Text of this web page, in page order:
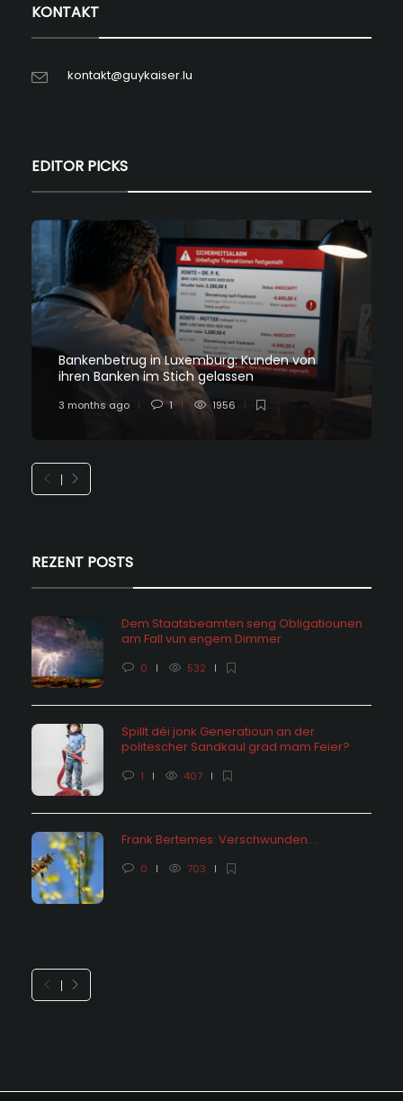
KONTAKT
kontakt@guykaiser.lu
EDITOR PICKS
Bankenbetrug in Luxemburg: Kunden von
ihren Banken im Stich gelassen
3 months ago 1 1956
REZENT POSTS
Dem Staatsbeamten seng Obligatiounen
am Fall vun engem Dimmer
0 532
Spillt déi jonk Generatioun an der
politescher Sandkaul grad mam Feier?
1 407
Frank Bertemes: Verschwunden….
0 703